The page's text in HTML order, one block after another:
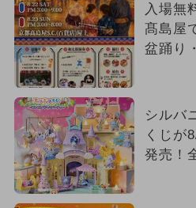
入場無
髙島屋
盆踊り
シルバ
くじが
発売！